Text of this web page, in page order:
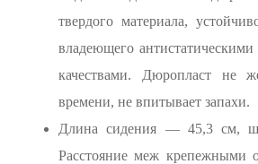
твердого материала,
владеющего
качествами. Дюропласт не
времени, не впитывает запахи.
Длина сидения — 45,3 см,
Расстояние меж крепежными